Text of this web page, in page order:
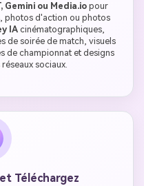
Gemini ou Media.iopour
photos d'action ou photos
IAcinématographiques,
de soirée de match, visuels
de championnat et designs
sociaux.
Téléchargez